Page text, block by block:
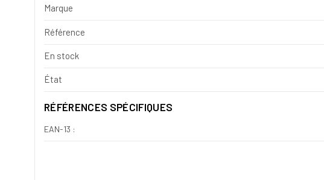
Marque
Référence
En stock
État
RÉFÉRENCES SPÉCIFIQUES
EAN-13 :